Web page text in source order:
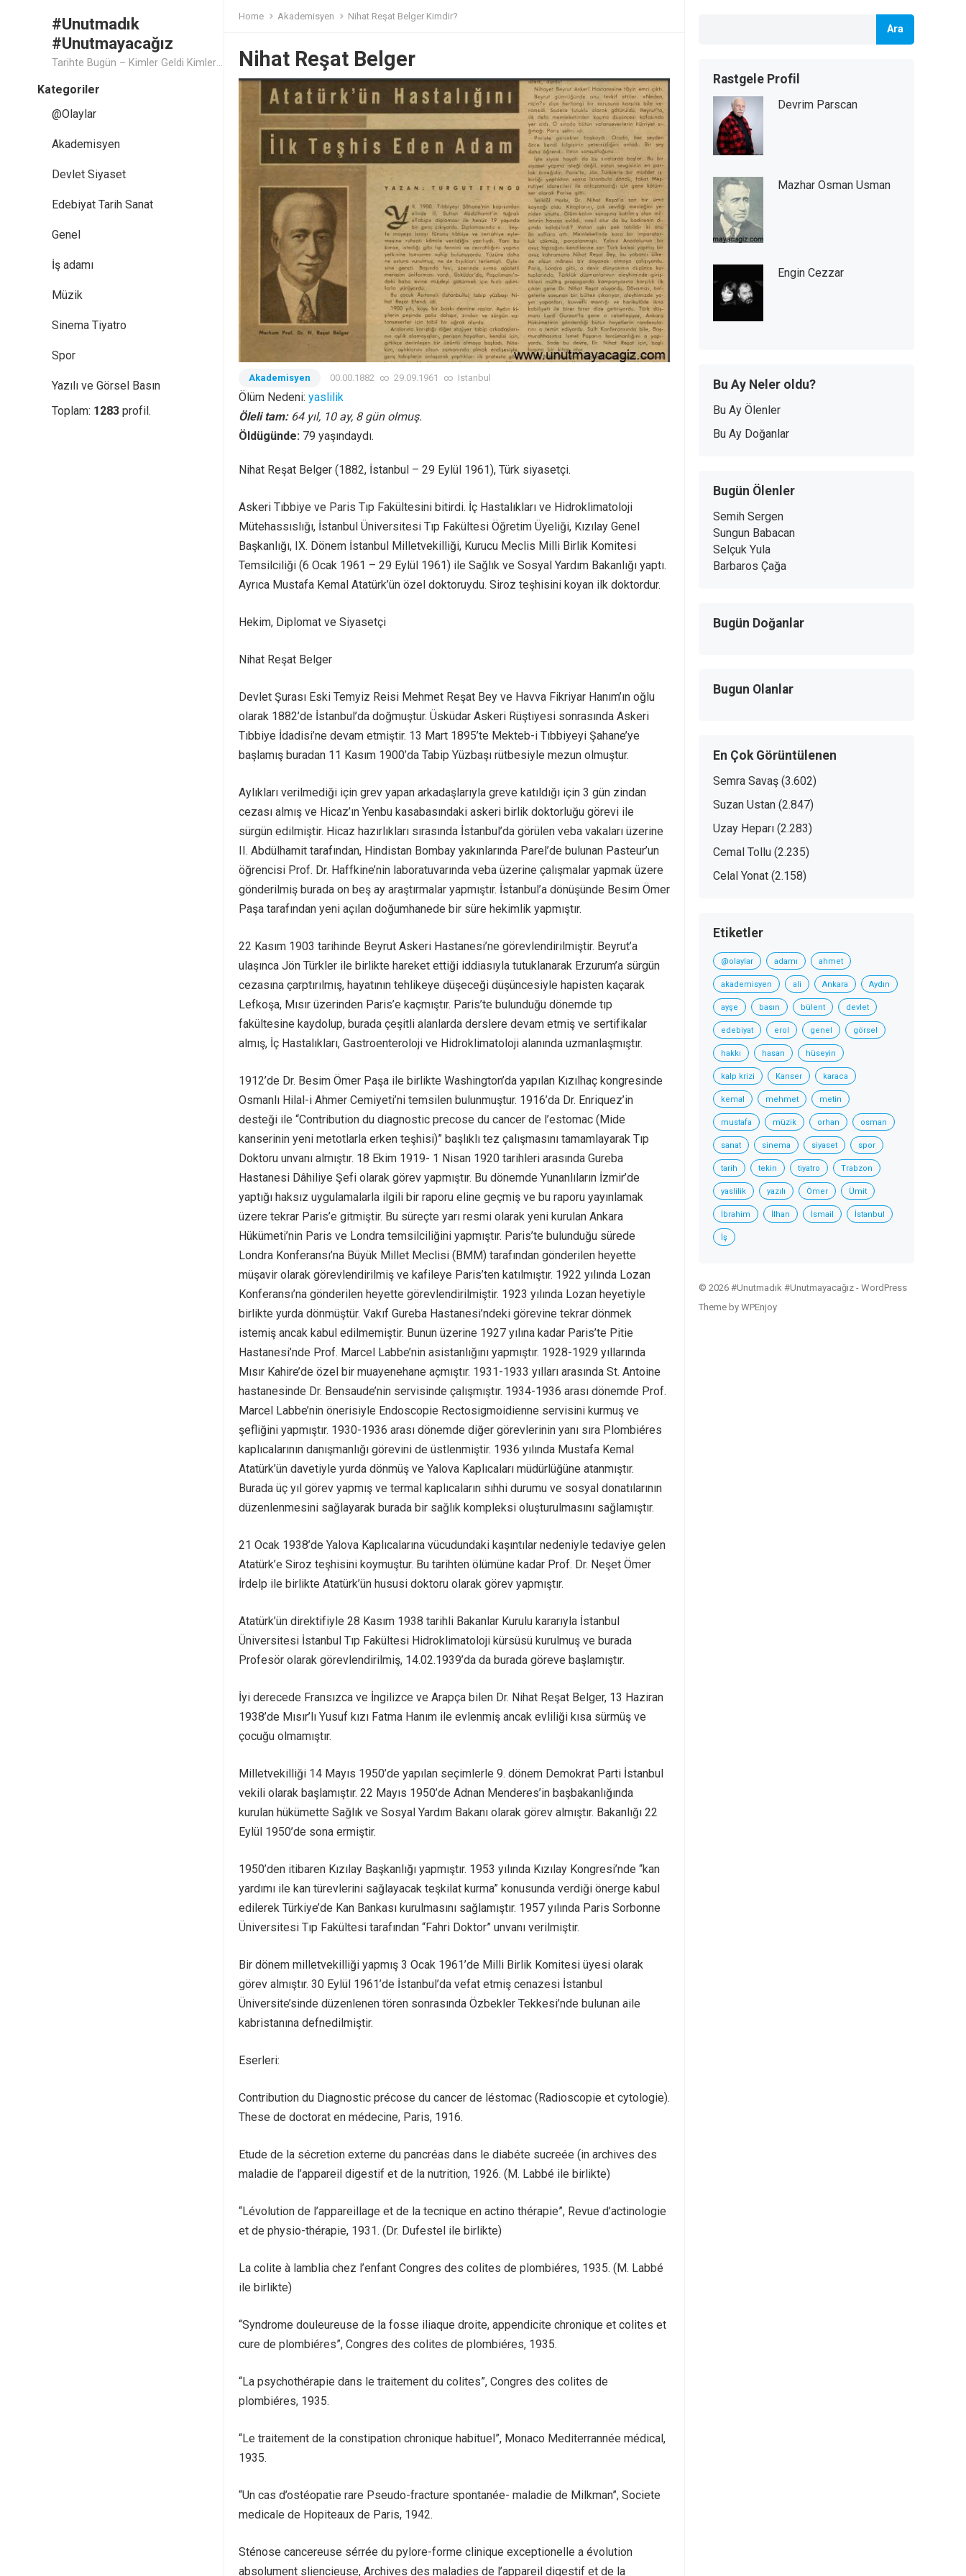
#Unutmadık
#Unutmayacağız
Tarihte Bugün – Kimler Geldi Kimler Geçti..
Kategoriler
@Olaylar
Akademisyen
Devlet Siyaset
Edebiyat Tarih Sanat
Genel
İş adamı
Müzik
Sinema Tiyatro
Spor
Yazılı ve Görsel Basın
Toplam: 1283 profil.
Home Akademisyen Nihat Reşat Belger Kimdir?
Nihat Reşat Belger
Akademisyen 00.00.1882 ∞ 29.09.1961 ∞ Istanbul
Ölüm Nedeni: yaslilik
Öleli tam: 64 yıl, 10 ay, 8 gün olmuş.
Öldügünde: 79 yaşındaydı.
Nihat Reşat Belger (1882, İstanbul – 29 Eylül 1961), Türk siyasetçi.
Askeri Tıbbiye ve Paris Tıp Fakültesini bitirdi. İç Hastalıkları ve Hidroklimatoloji
Mütehassıslığı, İstanbul Üniversitesi Tıp Fakültesi Öğretim Üyeliği, Kızılay Genel
Başkanlığı, IX. Dönem İstanbul Milletvekilliği, Kurucu Meclis Milli Birlik Komitesi
Temsilciliği (6 Ocak 1961 – 29 Eylül 1961) ile Sağlık ve Sosyal Yardım Bakanlığı yaptı.
Ayrıca Mustafa Kemal Atatürk’ün özel doktoruydu. Siroz teşhisini koyan ilk doktordur.
Hekim, Diplomat ve Siyasetçi
Nihat Reşat Belger
Devlet Şurası Eski Temyiz Reisi Mehmet Reşat Bey ve Havva Fikriyar Hanım’ın oğlu
olarak 1882’de İstanbul’da doğmuştur. Üsküdar Askeri Rüştiyesi sonrasında Askeri
Tıbbiye İdadisi’ne devam etmiştir. 13 Mart 1895’te Mekteb-i Tıbbiyeyi Şahane’ye
başlamış buradan 11 Kasım 1900’da Tabip Yüzbaşı rütbesiyle mezun olmuştur.
Aylıkları verilmediği için grev yapan arkadaşlarıyla greve katıldığı için 3 gün zindan
cezası almış ve Hicaz’ın Yenbu kasabasındaki askeri birlik doktorluğu görevi ile
sürgün edilmiştir. Hicaz hazırlıkları sırasında İstanbul’da görülen veba vakaları üzerine
II. Abdülhamit tarafından, Hindistan Bombay yakınlarında Parel’de bulunan Pasteur’un
öğrencisi Prof. Dr. Haffkine’nin laboratuvarında veba üzerine çalışmalar yapmak üzere
gönderilmiş burada on beş ay araştırmalar yapmıştır. İstanbul’a dönüşünde Besim Ömer
Paşa tarafından yeni açılan doğumhanede bir süre hekimlik yapmıştır.
22 Kasım 1903 tarihinde Beyrut Askeri Hastanesi’ne görevlendirilmiştir. Beyrut’a
ulaşınca Jön Türkler ile birlikte hareket ettiği iddiasıyla tutuklanarak Erzurum’a sürgün
cezasına çarptırılmış, hayatının tehlikeye düşeceği düşüncesiyle hapisten kaçarak
Lefkoşa, Mısır üzerinden Paris’e kaçmıştır. Paris’te bulunduğu dönemde tıp
fakültesine kaydolup, burada çeşitli alanlarda derslere devam etmiş ve sertifikalar
almış, İç Hastalıkları, Gastroenteroloji ve Hidroklimatoloji alanında uzmanlaşmıştır.
1912’de Dr. Besim Ömer Paşa ile birlikte Washington’da yapılan Kızılhaç kongresinde
Osmanlı Hilal-i Ahmer Cemiyeti’ni temsilen bulunmuştur. 1916’da Dr. Enriquez’in
desteği ile “Contribution du diagnostic precose du cancer de l’estomac (Mide
kanserinin yeni metotlarla erken teşhisi)” başlıklı tez çalışmasını tamamlayarak Tıp
Doktoru unvanı almıştır. 18 Ekim 1919- 1 Nisan 1920 tarihleri arasında Gureba
Hastanesi Dâhiliye Şefi olarak görev yapmıştır. Bu dönemde Yunanlıların İzmir’de
yaptığı haksız uygulamalarla ilgili bir raporu eline geçmiş ve bu raporu yayınlamak
üzere tekrar Paris’e gitmiştir. Bu süreçte yarı resmi olarak yeni kurulan Ankara
Hükümeti’nin Paris ve Londra temsilciliğini yapmıştır. Paris’te bulunduğu sürede
Londra Konferansı’na Büyük Millet Meclisi (BMM) tarafından gönderilen heyette
müşavir olarak görevlendirilmiş ve kafileye Paris’ten katılmıştır. 1922 yılında Lozan
Konferansı’na gönderilen heyette görevlendirilmiştir. 1923 yılında Lozan heyetiyle
birlikte yurda dönmüştür. Vakıf Gureba Hastanesi’ndeki görevine tekrar dönmek
istemiş ancak kabul edilmemiştir. Bunun üzerine 1927 yılına kadar Paris’te Pitie
Hastanesi’nde Prof. Marcel Labbe’nin asistanlığını yapmıştır. 1928-1929 yıllarında
Mısır Kahire’de özel bir muayenehane açmıştır. 1931-1933 yılları arasında St. Antoine
hastanesinde Dr. Bensaude’nin servisinde çalışmıştır. 1934-1936 arası dönemde Prof.
Marcel Labbe’nin önerisiyle Endoscopie Rectosigmoidienne servisini kurmuş ve
şefliğini yapmıştır. 1930-1936 arası dönemde diğer görevlerinin yanı sıra Plombiéres
kaplıcalarının danışmanlığı görevini de üstlenmiştir. 1936 yılında Mustafa Kemal
Atatürk’ün davetiyle yurda dönmüş ve Yalova Kaplıcaları müdürlüğüne atanmıştır.
Burada üç yıl görev yapmış ve termal kaplıcaların sıhhi durumu ve sosyal donatılarının
düzenlenmesini sağlayarak burada bir sağlık kompleksi oluşturulmasını sağlamıştır.
21 Ocak 1938’de Yalova Kaplıcalarına vücudundaki kaşıntılar nedeniyle tedaviye gelen
Atatürk’e Siroz teşhisini koymuştur. Bu tarihten ölümüne kadar Prof. Dr. Neşet Ömer
İrdelp ile birlikte Atatürk’ün hususi doktoru olarak görev yapmıştır.
Atatürk’ün direktifiyle 28 Kasım 1938 tarihli Bakanlar Kurulu kararıyla İstanbul
Üniversitesi İstanbul Tıp Fakültesi Hidroklimatoloji kürsüsü kurulmuş ve burada
Profesör olarak görevlendirilmiş, 14.02.1939’da da burada göreve başlamıştır.
İyi derecede Fransızca ve İngilizce ve Arapça bilen Dr. Nihat Reşat Belger, 13 Haziran
1938’de Mısır’lı Yusuf kızı Fatma Hanım ile evlenmiş ancak evliliği kısa sürmüş ve
çocuğu olmamıştır.
Milletvekilliği 14 Mayıs 1950’de yapılan seçimlerle 9. dönem Demokrat Parti İstanbul
vekili olarak başlamıştır. 22 Mayıs 1950’de Adnan Menderes’in başbakanlığında
kurulan hükümette Sağlık ve Sosyal Yardım Bakanı olarak görev almıştır. Bakanlığı 22
Eylül 1950’de sona ermiştir.
1950’den itibaren Kızılay Başkanlığı yapmıştır. 1953 yılında Kızılay Kongresi’nde “kan
yardımı ile kan türevlerini sağlayacak teşkilat kurma” konusunda verdiği önerge kabul
edilerek Türkiye’de Kan Bankası kurulmasını sağlamıştır. 1957 yılında Paris Sorbonne
Üniversitesi Tıp Fakültesi tarafından “Fahri Doktor” unvanı verilmiştir.
Bir dönem milletvekilliği yapmış 3 Ocak 1961’de Milli Birlik Komitesi üyesi olarak
görev almıştır. 30 Eylül 1961’de İstanbul’da vefat etmiş cenazesi İstanbul
Üniversite’sinde düzenlenen tören sonrasında Özbekler Tekkesi’nde bulunan aile
kabristanına defnedilmiştir.
Eserleri:
Contribution du Diagnostic précose du cancer de léstomac (Radioscopie et cytologie).
These de doctorat en médecine, Paris, 1916.
Etude de la sécretion externe du pancréas dans le diabéte sucreée (in archives des
maladie de l’appareil digestif et de la nutrition, 1926. (M. Labbé ile birlikte)
“Lévolution de l’appareillage et de la tecnique en actino thérapie”, Revue d’actinologie
et de physio-thérapie, 1931. (Dr. Dufestel ile birlikte)
La colite à lamblia chez l’enfant Congres des colites de plombiéres, 1935. (M. Labbé
ile birlikte)
“Syndrome douleureuse de la fosse iliaque droite, appendicite chronique et colites et
cure de plombiéres”, Congres des colites de plombiéres, 1935.
“La psychothérapie dans le traitement du colites”, Congres des colites de
plombiéres, 1935.
“Le traitement de la constipation chronique habituel”, Monaco Mediterrannée médical,
1935.
“Un cas d’ostéopatie rare Pseudo-fracture spontanée- maladie de Milkman”, Societe
medicale de Hopiteaux de Paris, 1942.
Sténose cancereuse sérrée du pylore-forme clinique exceptionelle a évolution
absolument sliencieuse, Archives des maladies de l’appareil digestif et de la
Ara
Rastgele Profil
Devrim Parscan
Mazhar Osman Usman
Engin Cezzar
Bu Ay Neler oldu?
Bu Ay Ölenler
Bu Ay Doğanlar
Bugün Ölenler
Semih Sergen
Sungun Babacan
Selçuk Yula
Barbaros Çağa
Bugün Doğanlar
Bugun Olanlar
En Çok Görüntülenen
Semra Savaş (3.602)
Suzan Ustan (2.847)
Uzay Heparı (2.283)
Cemal Tollu (2.235)
Celal Yonat (2.158)
Etiketler
@olaylar adamı ahmet
akademisyen ali Ankara Aydın
ayşe basın bülent devlet
edebiyat erol genel görsel
hakkı hasan hüseyin
kalp krizi Kanser karaca
kemal mehmet metin
mustafa müzik orhan osman
sanat sinema siyaset spor
tarih tekin tiyatro Trabzon
yaslilik yazılı Ömer Ümit
İbrahim İlhan İsmail İstanbul
İş
© 2026 #Unutmadık #Unutmayacağız - WordPress
Theme by WPEnjoy